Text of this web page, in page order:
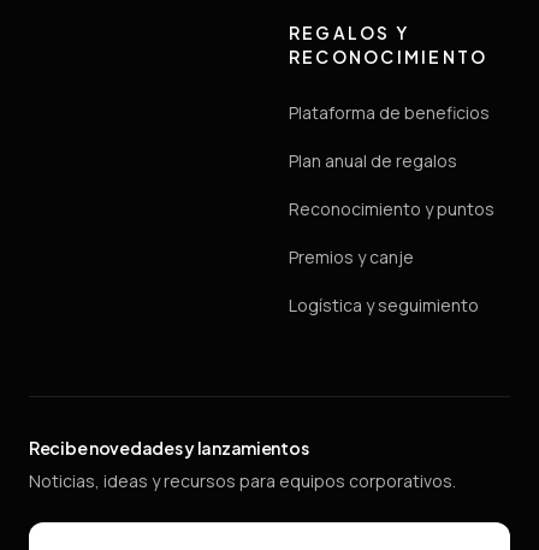
REGALOS Y
RECONOCIMIENTO
Plataforma de beneficios
Plan anual de regalos
Reconocimiento y puntos
Premios y canje
Logística y seguimiento
Recibe novedades y lanzamientos
Noticias, ideas y recursos para equipos corporativos.
Email